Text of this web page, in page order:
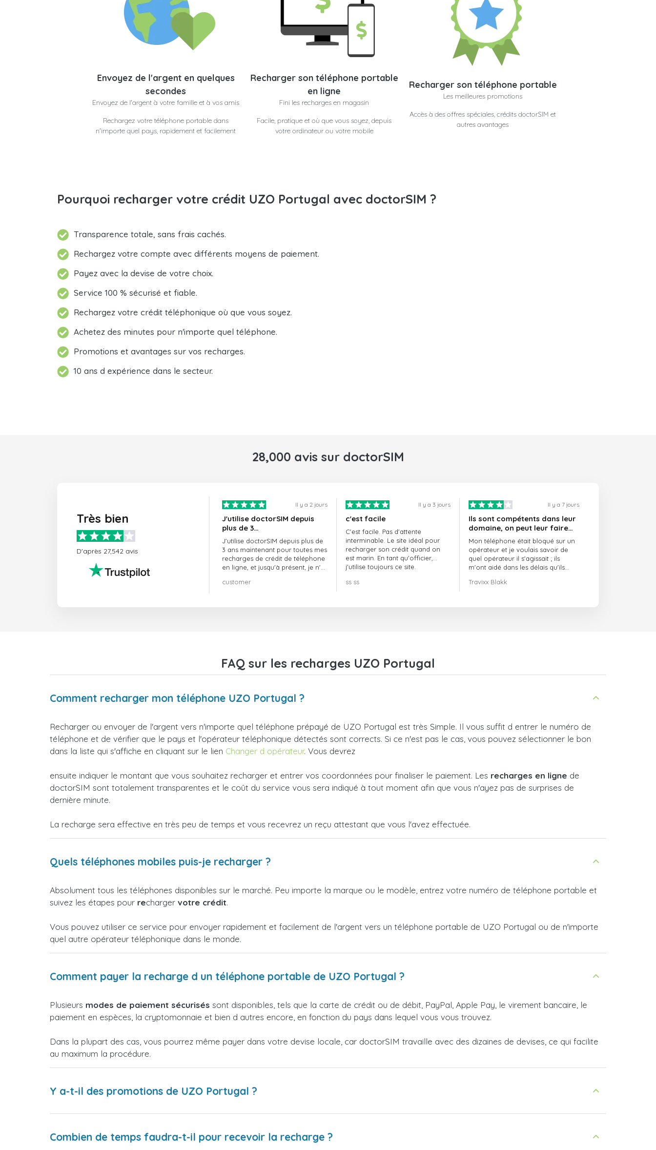
Envoyez de l'argent en quelques
secondes
Envoyez de l'argent à votre famille et à vos amis
Rechargez votre téléphone portable dans
n'importe quel pays, rapidement et facilement
Recharger son téléphone portable
en ligne
Fini les recharges en magasin
Facile, pratique et où que vous soyez, depuis
votre ordinateur ou votre mobile
Recharger son téléphone portable
Les meilleures promotions
Accès à des offres spéciales, crédits doctorSIM et
autres avantages
Pourquoi recharger votre crédit UZO Portugal avec doctorSIM ?
Transparence totale, sans frais cachés.
Rechargez votre compte avec différents moyens de paiement.
Payez avec la devise de votre choix.
Service 100 % sécurisé et fiable.
Rechargez votre crédit téléphonique où que vous soyez.
Achetez des minutes pour n'importe quel téléphone.
Promotions et avantages sur vos recharges.
10 ans d expérience dans le secteur.
28,000 avis sur doctorSIM
Très bien
D'après 27,542 avis
Il y a 2 jours
J'utilise doctorSIM depuis
plus de 3…
J'utilise doctorSIM depuis plus de
3 ans maintenant pour toutes mes
recharges de crédit de téléphone
en ligne, et jusqu'à présent, je n'ai
vivement !!!
customer
Il y a 3 jours
c'est facile
C'est facile. Pas d'attente
interminable. Le site idéal pour
recharger son crédit quand on
est marin. En tant qu'officier,
j'utilise toujours ce site.
ss ss
Il y a 7 jours
Ils sont compétents dans leur
domaine, on peut leur faire
confiance et ils sont toujours
ponctuels
Mon téléphone était bloqué sur un
opérateur et je voulais savoir de
quel opérateur il s'agissait ; ils
m'ont aidé dans les délais qu'ils
Travixx Blakk
FAQ sur les recharges UZO Portugal
Comment recharger mon téléphone UZO Portugal ?
Recharger ou envoyer de l'argent vers n'importe quel téléphone prépayé de UZO Portugal est très Simple. Il vous suffit d entrer le numéro de
téléphone et de vérifier que le pays et l'opérateur téléphonique détectés sont corrects. Si ce n'est pas le cas, vous pouvez sélectionner le bon
dans la liste qui s'affiche en cliquant sur le lien Changer d opérateur. Vous devrez
ensuite indiquer le montant que vous souhaitez recharger et entrer vos coordonnées pour finaliser le paiement. Les recharges en ligne de
doctorSIM sont totalement transparentes et le coût du service vous sera indiqué à tout moment afin que vous n'ayez pas de surprises de
dernière minute.
La recharge sera effective en très peu de temps et vous recevrez un reçu attestant que vous l'avez effectuée.
Quels téléphones mobiles puis-je recharger ?
Absolument tous les téléphones disponibles sur le marché. Peu importe la marque ou le modèle, entrez votre numéro de téléphone portable et
suivez les étapes pour recharger votre crédit.
Vous pouvez utiliser ce service pour envoyer rapidement et facilement de l'argent vers un téléphone portable de UZO Portugal ou de n'importe
quel autre opérateur téléphonique dans le monde.
Comment payer la recharge d un téléphone portable de UZO Portugal ?
Plusieurs modes de paiement sécurisés sont disponibles, tels que la carte de crédit ou de débit, PayPal, Apple Pay, le virement bancaire, le
paiement en espèces, la cryptomonnaie et bien d autres encore, en fonction du pays dans lequel vous vous trouvez.
Dans la plupart des cas, vous pourrez même payer dans votre devise locale, car doctorSIM travaille avec des dizaines de devises, ce qui facilite
au maximum la procédure.
Y a-t-il des promotions de UZO Portugal ?
Combien de temps faudra-t-il pour recevoir la recharge ?